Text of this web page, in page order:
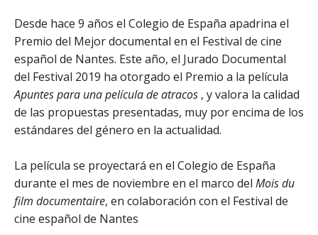
Desde hace 9 años el Colegio de España apadrina el
Premio del Mejor documental en el Festival de cine
español de Nantes. Este año, el Jurado Documental
del Festival 2019 ha otorgado el Premio a la película
Apuntes para una película de atracos , y valora la calidad
de las propuestas presentadas, muy por encima de los
estándares del género en la actualidad.
La película se proyectará en el Colegio de España
durante el mes de noviembre en el marco del Mois du
film documentaire, en colaboración con el Festival de
cine español de Nantes